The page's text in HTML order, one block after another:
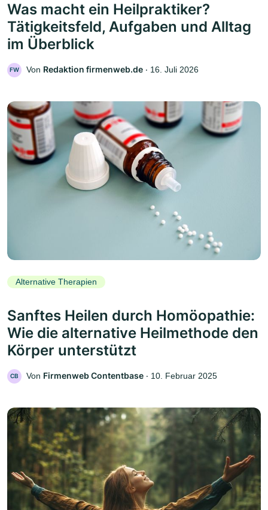
Was macht ein Heilpraktiker?
Tätigkeitsfeld, Aufgaben und Alltag
im Überblick
FW Von Redaktion firmenweb.de ‧ 16. Juli 2026
Alternative Therapien
Sanftes Heilen durch Homöopathie:
Wie die alternative Heilmethode den
Körper unterstützt
CB Von Firmenweb Contentbase ‧ 10. Februar 2025